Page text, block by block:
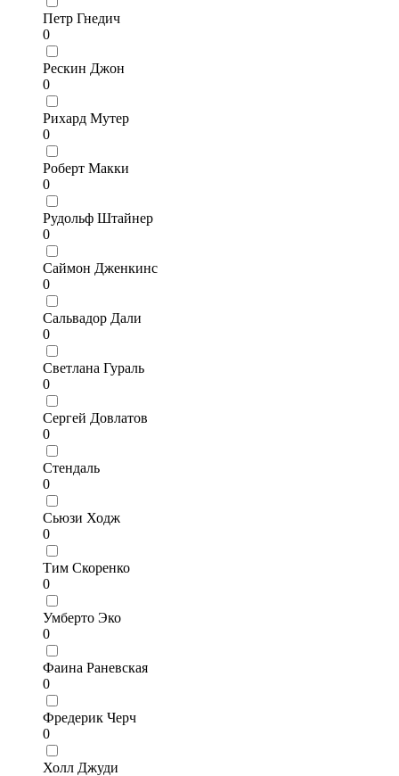
Петр Гнедич
0
Рескин Джон
0
Рихард Мутер
0
Роберт Макки
0
Рудольф Штайнер
0
Саймон Дженкинс
0
Сальвадор Дали
0
Светлана Гураль
0
Сергей Довлатов
0
Стендаль
0
Сьюзи Ходж
0
Тим Скоренко
0
Умберто Эко
0
Фаина Раневская
0
Фредерик Черч
0
Холл Джуди